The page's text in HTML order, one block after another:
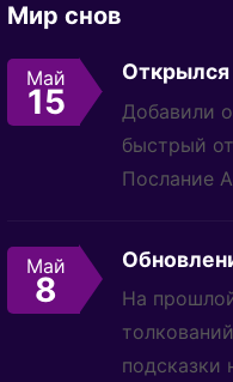
Мир снов
Май
15
Открылся
Добавили
быстрый
Послание
Май
8
На
подсказки